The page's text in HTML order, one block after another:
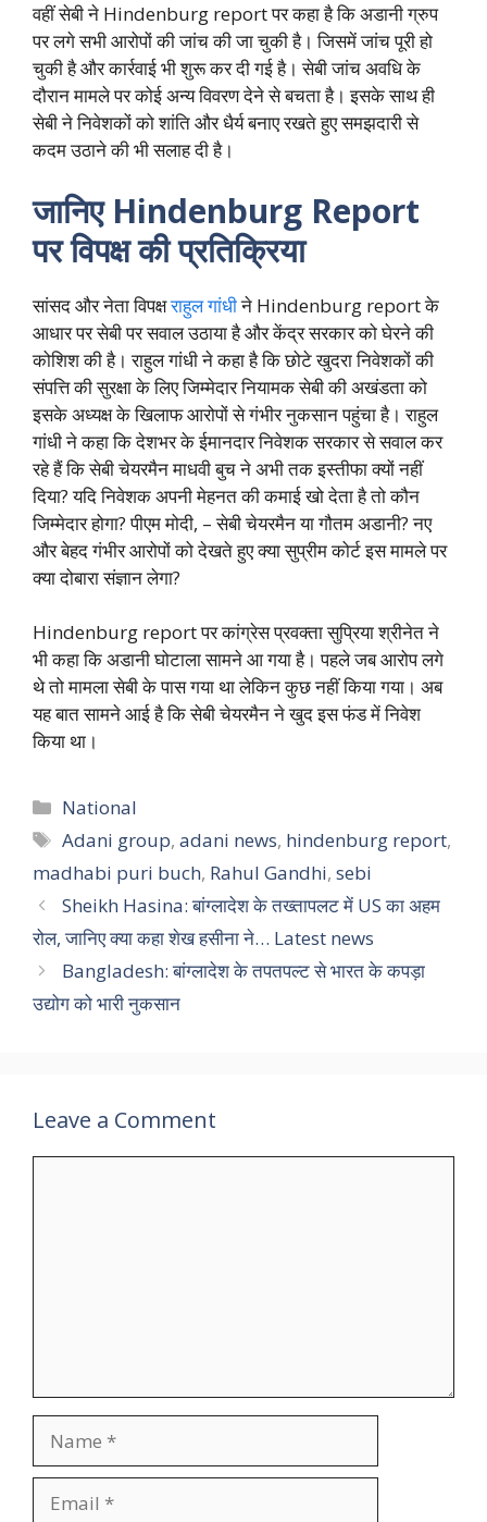
वहीं सेबी ने Hindenburg report पर कहा है कि अडानी ग्रुप
पर लगे सभी आरोपों की जांच की जा चुकी है। जिसमें जांच पूरी हो
चुकी है और कार्रवाई भी शुरू कर दी गई है। सेबी जांच अवधि के
दौरान मामले पर कोई अन्य विवरण देने से बचता है। इसके साथ ही
सेबी ने निवेशकों को शांति और धैर्य बनाए रखते हुए समझदारी से
कदम उठाने की भी सलाह दी है।
जानिए Hindenburg Report
पर विपक्ष की प्रतिक्रिया
सांसद और नेता विपक्षराहुल गांधीने Hindenburg report के
आधार पर सेबी पर सवाल उठाया है और केंद्र सरकार को घेरने की
कोशिश की है। राहुल गांधी ने कहा है कि छोटे खुदरा निवेशकों की
संपत्ति की सुरक्षा के लिए जिम्मेदार नियामक सेबी की अखंडता को
इसके अध्यक्ष के खिलाफ आरोपों से गंभीर नुकसान पहुंचा है। राहुल
गांधी ने कहा कि देशभर के ईमानदार निवेशक सरकार से सवाल कर
रहे हैं कि सेबी चेयरमैन माधवी बुच ने अभी तक इस्तीफा क्यों नहीं
दिया? यदि निवेशक अपनी मेहनत की कमाई खो देता है तो कौन
जिम्मेदार होगा? पीएम मोदी, – सेबी चेयरमैन या गौतम अडानी? नए
और बेहद गंभीर आरोपों को देखते हुए क्या सुप्रीम कोर्ट इस मामले पर
क्या दोबारा संज्ञान लेगा?
Hindenburg report पर कांग्रेस प्रवक्ता सुप्रिया श्रीनेत ने
भी कहा कि अडानी घोटाला सामने आ गया है। पहले जब आरोप लगे
थे तो मामला सेबी के पास गया था लेकिन कुछ नहीं किया गया। अब
यह बात सामने आई है कि सेबी चेयरमैन ने खुद इस फंड में निवेश
किया था।
Categories
National
Tags
Adani group,adani news, hindenburg report,
madhabi puri buch, Rahul Gandhi, sebi
Sheikh Hasina: बांग्लादेश के तख्तापलट में US का अहम
रोल, जानिए क्या कहा शेख हसीना ने… Latest news
Bangladesh: बांग्लादेश के तपतपल्ट से भारत के कपड़ा
उद्योग को भारी नुकसान
Leave a Comment